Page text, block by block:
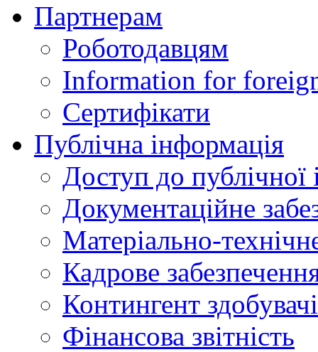
Партнерам
Роботодавцям
Information for
Сертифікати
Публічна інформація
Доступ до публічної
Документаційне
Матеріально-
Кадрове
Контингент
Фінансова звітність